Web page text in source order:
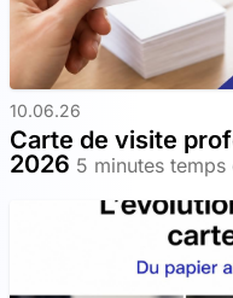
10.06.26
Carte de visite
2026 5 minutes